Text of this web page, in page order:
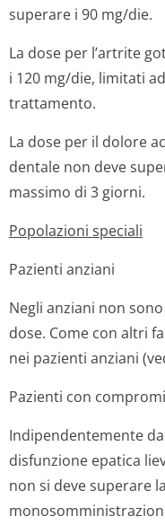
superare i 90 mg/die.
La dose per l’artrite
i 120 mg/die, limitati
trattamento.
La dose per il dolore
dentale non deve
massimo di 3 giorni.
Popolazioni speciali
Pazienti anziani
Negli anziani non
dose. Come con altri
nei pazienti anziani
Pazienti con
Indipendentemente
disfunzione epatica
non si deve superare